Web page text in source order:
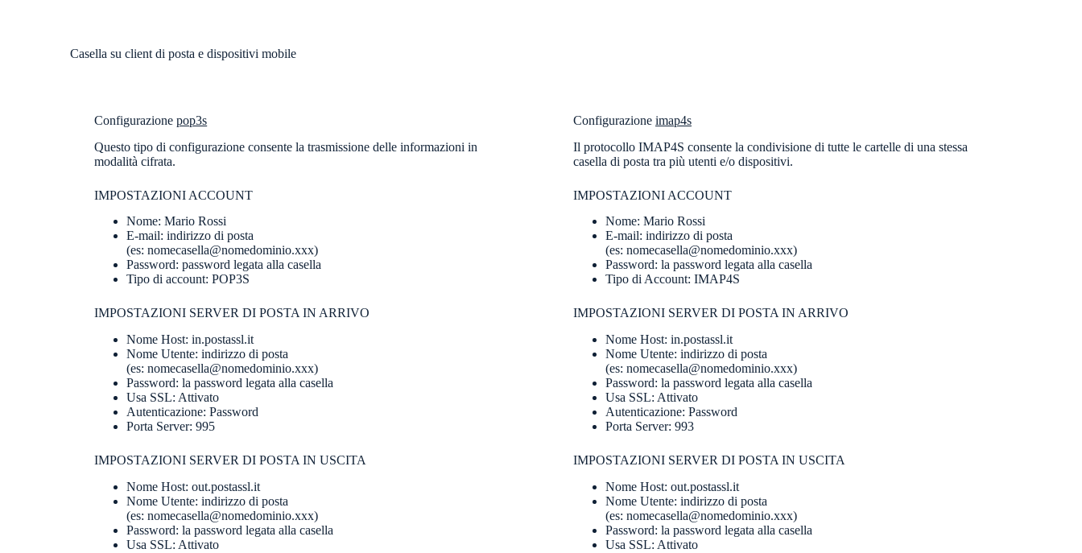
Casella su client di posta e dispositivi mobile
Configurazionepop3s
Questo tipo di configurazione consente la trasmissione delle informazioni in
modalità cifrata.
IMPOSTAZIONI ACCOUNT
Nome: Mario Rossi
E-mail: indirizzo di posta
(es: nomecasella@nomedominio.xxx)
Password: password legata alla casella
Tipo di account: POP3S
IMPOSTAZIONI SERVER DI POSTA IN ARRIVO
Nome Host: in.postassl.it
Nome Utente: indirizzo di posta
(es: nomecasella@nomedominio.xxx)
Password: la password legata alla casella
Usa SSL: Attivato
Autenticazione: Password
Porta Server: 995
IMPOSTAZIONI SERVER DI POSTA IN USCITA
Nome Host: out.postassl.it
Nome Utente: indirizzo di posta
(es: nomecasella@nomedominio.xxx)
Password: la password legata alla casella
Usa SSL: Attivato
Configurazione imap4s
Il protocollo IMAP4S consente la condivisione di tutte le cartelle di una stessa
casella di posta tra più utenti e/o dispositivi.
IMPOSTAZIONI ACCOUNT
Nome: Mario Rossi
E-mail: indirizzo di posta
(es: nomecasella@nomedominio.xxx)
Password: la password legata alla casella
Tipo di Account: IMAP4S
IMPOSTAZIONI SERVER DI POSTA IN ARRIVO
Nome Host: in.postassl.it
Nome Utente: indirizzo di posta
(es: nomecasella@nomedominio.xxx)
Password: la password legata alla casella
Usa SSL: Attivato
Autenticazione: Password
Porta Server: 993
IMPOSTAZIONI SERVER DI POSTA IN USCITA
Nome Host: out.postassl.it
Nome Utente: indirizzo di posta
(es: nomecasella@nomedominio.xxx)
Password: la password legata alla casella
Usa SSL: Attivato